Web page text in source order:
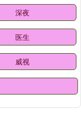
深夜
医生
威视